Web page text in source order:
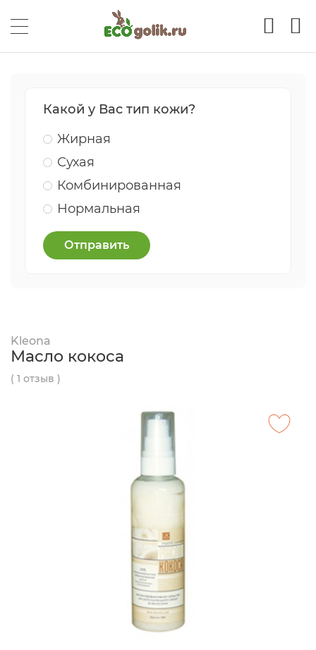
Какой у Вас тип кожи?
Жирная
Сухая
Комбинированная
Нормальная
Отправить
Kleona
Масло кокоса
( 1 отзыв )